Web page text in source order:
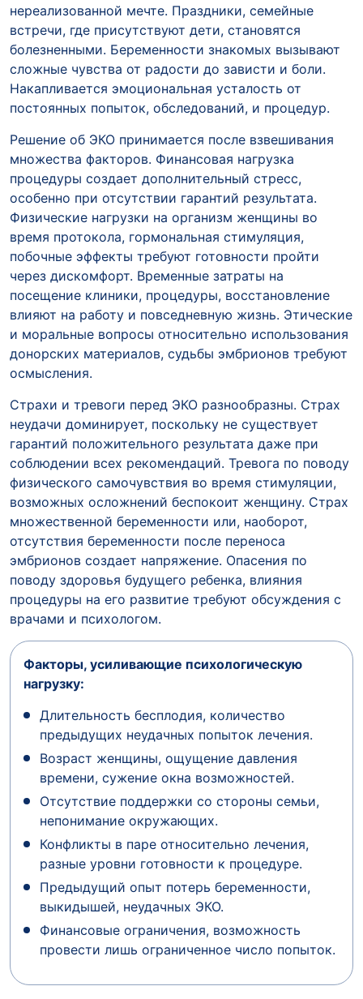
нереализованной мечте. Праздники, семейные
встречи, где присутствуют дети, становятся
болезненными. Беременности знакомых вызывают
сложные чувства от радости до зависти и боли.
Накапливается эмоциональная усталость от
постоянных попыток, обследований, и процедур.
Решение об ЭКО принимается после взвешивания
множества факторов. Финансовая нагрузка
процедуры создает дополнительный стресс,
особенно при отсутствии гарантий результата.
Физические нагрузки на организм женщины во
время протокола, гормональная стимуляция,
побочные эффекты требуют готовности пройти
через дискомфорт. Временные затраты на
посещение клиники, процедуры, восстановление
влияют на работу и повседневную жизнь. Этические
и моральные вопросы относительно использования
донорских материалов, судьбы эмбрионов требуют
осмысления.
Страхи и тревоги перед ЭКО разнообразны. Страх
неудачи доминирует, поскольку не существует
гарантий положительного результата даже при
соблюдении всех рекомендаций. Тревога по поводу
физического самочувствия во время стимуляции,
возможных осложнений беспокоит женщину. Страх
множественной беременности или, наоборот,
отсутствия беременности после переноса
эмбрионов создает напряжение. Опасения по
поводу здоровья будущего ребенка, влияния
процедуры на его развитие требуют обсуждения с
врачами и психологом.
Факторы, усиливающие психологическую
нагрузку:
Длительность бесплодия, количество
предыдущих неудачных попыток лечения.
Возраст женщины, ощущение давления
времени, сужение окна возможностей.
Отсутствие поддержки со стороны семьи,
непонимание окружающих.
Конфликты в паре относительно лечения,
разные уровни готовности к процедуре.
Предыдущий опыт потерь беременности,
выкидышей, неудачных ЭКО.
Финансовые ограничения, возможность
провести лишь ограниченное число попыток.